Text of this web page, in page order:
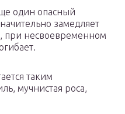
один опасный
замедляет
при несвоевременном
таким
мучнистая роса,